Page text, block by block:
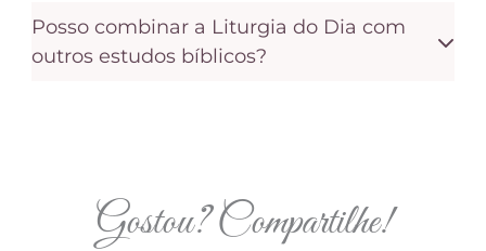
Posso combinar a Liturgia do Dia com
outros estudos bíblicos?
Gostou? Compartilhe!